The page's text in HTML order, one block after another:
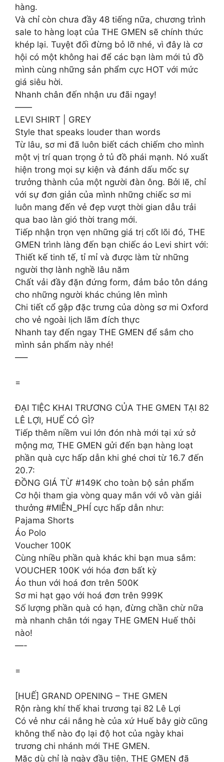
hàng.
Và chỉ còn chưa đầy 48 tiếng nữa, chương trình
sale to hàng loạt của THE GMEN sẽ chính thức
khép lại. Tuyệt đối đừng bỏ lỡ nhé, vì đây là cơ
hội có một không hai để các bạn làm mới tủ đồ
mình cùng những sản phẩm cực HOT với mức
giá siêu hời.
Nhanh chân đến nhận ưu đãi ngay!
——
LEVI SHIRT | GREY
Style that speaks louder than words
Từ lâu, sơ mi đã luôn biết cách chiếm cho mình
một vị trí quan trọng ở tủ đồ phái mạnh. Nó xuất
hiện trong mọi sự kiện và đánh dấu mốc sự
trưởng thành của một người đàn ông. Bởi lẽ, chỉ
với sự đơn giản của mình những chiếc sơ mi
luôn mang đến vẻ đẹp vượt thời gian dẫu trải
qua bao làn gió thời trang mới.
Tiếp nhận trọn vẹn những giá trị cốt lõi đó, THE
GMEN trình làng đến bạn chiếc áo Levi shirt với:
Thiết kế tinh tế, tỉ mỉ và được làm từ những
người thợ lành nghề lâu năm
Chất vải đầy đặn đứng form, đảm bảo tôn dáng
cho những người khác chúng lên mình
Chi tiết cổ gập đặc trưng của dòng sơ mi Oxford
cho vẻ ngoài lịch lãm đích thực
Nhanh tay đến ngay THE GMEN để sắm cho
mình sản phẩm này nhé!
—–
=
ĐẠI TIỆC KHAI TRƯƠNG CỦA THE GMEN TẠI 82
LÊ LỢI, HUẾ CÓ GÌ?
Tiếp thêm niềm vui lớn đón nhà mới tại xứ sở
mộng mơ, THE GMEN gửi đến bạn hàng loạt
phần quà cực hấp dẫn khi ghé chơi từ 16.7 đến
20.7:
ĐỒNG GIÁ TỪ #149K cho toàn bộ sản phẩm
Cơ hội tham gia vòng quay mắn với vô vàn giải
thưởng #MIỄN_PHÍ cực hấp dẫn như:
Pajama Shorts
Áo Polo
Voucher 100K
Cùng nhiều phần quà khác khi bạn mua sắm:
VOUCHER 100K với hóa đơn bất kỳ
Áo thun với hoá đơn trên 500K
Sơ mi hạt gạo với hoá đơn trên 999K
Số lượng phần quà có hạn, đừng chần chừ nữa
mà nhanh chân tới ngay THE GMEN Huế thôi
nào!
—-
=
[HUẾ] GRAND OPENING – THE GMEN
Rộn ràng khí thế khai trương tại 82 Lê Lợi
Có vẻ như cái nắng hè của xứ Huế bây giờ cũng
không thể nào đọ lại độ hot của ngày khai
trương chi nhánh mới THE GMEN.
Mặc dù chỉ là ngày đầu tiên, THE GMEN đã